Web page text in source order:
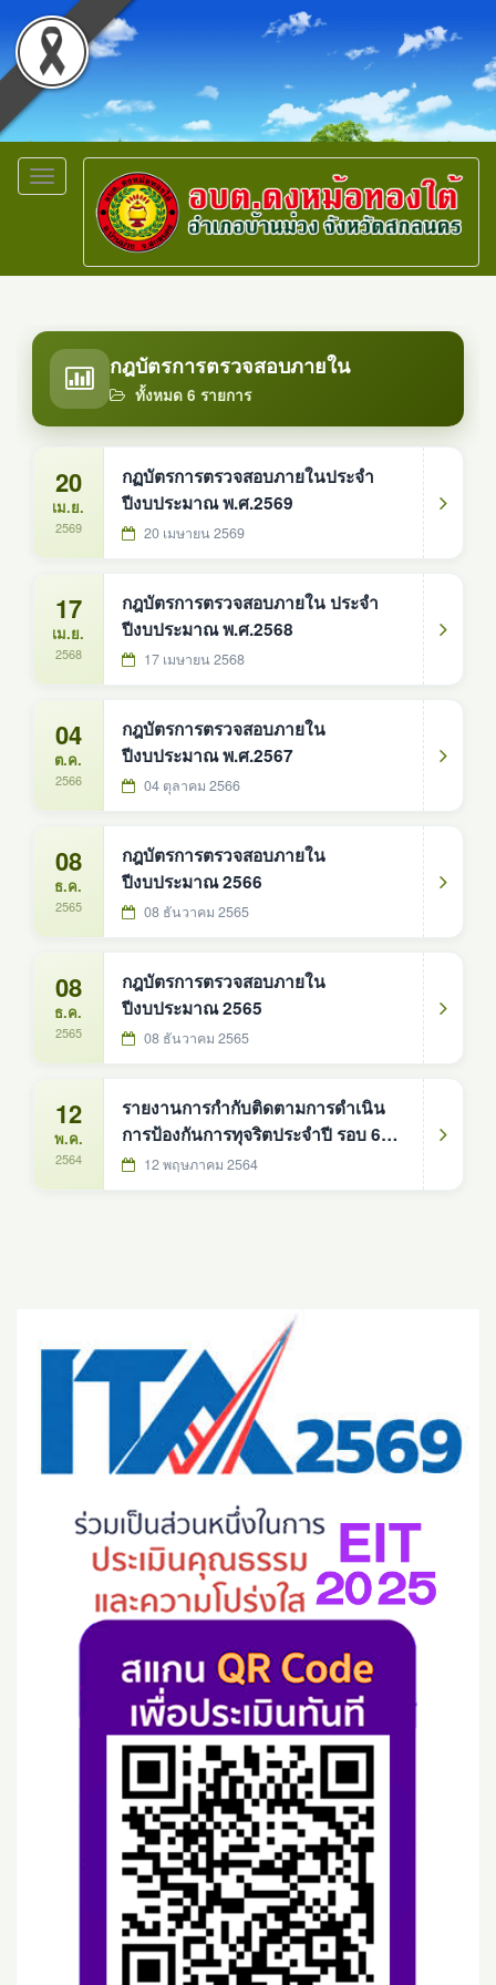
Toggle
navigation
กฎบัตรการตรวจสอบภายใน
ทั้งหมด 6 รายการ
20
เม.ย.
2569
กฏบัตรการตรวจสอบภายในประจำ
ปีงบประมาณ พ.ศ.2569
20 เมษายน 2569
17
เม.ย.
2568
กฎบัตรการตรวจสอบภายใน ประจำ
ปีงบประมาณ พ.ศ.2568
17 เมษายน 2568
04
ต.ค.
2566
กฎบัตรการตรวจสอบภายใน
ปีงบประมาณ พ.ศ.2567
04 ตุลาคม 2566
08
ธ.ค.
2565
กฎบัตรการตรวจสอบภายใน
ปีงบประมาณ 2566
08 ธันวาคม 2565
08
ธ.ค.
2565
กฎบัตรการตรวจสอบภายใน
ปีงบประมาณ 2565
08 ธันวาคม 2565
12
พ.ค.
2564
รายงานการกำกับติดตามการดำเนิน
การป้องกันการทุจริตประจำปี รอบ 6
เดือน12 พฤษภาคม 2564